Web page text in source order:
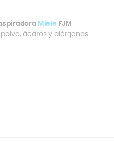
Miele FJM
ácaros y alérgenos